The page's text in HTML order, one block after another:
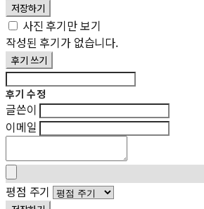
저장하기
사진 후기만 보기
작성된 후기가 없습니다.
후기 쓰기
후기 수정
글쓴이
이메일
평점 주기